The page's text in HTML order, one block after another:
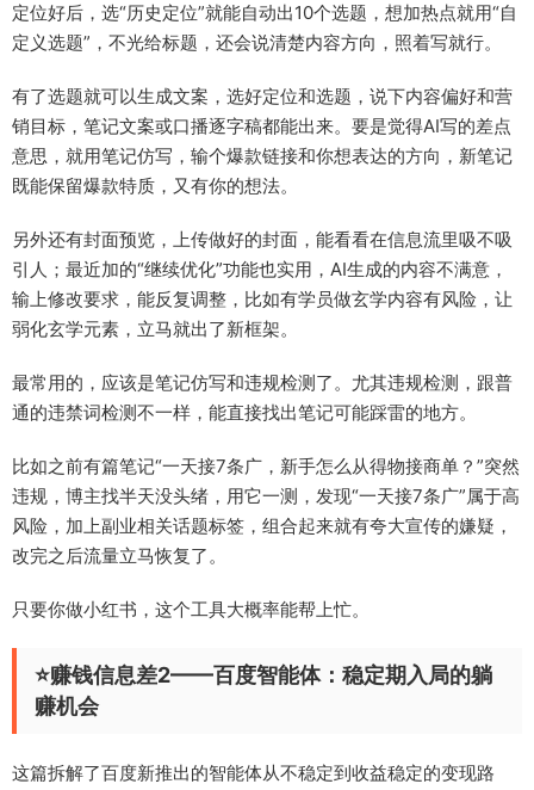
定位好后，选“历史定位”就能自动出10个选题，想加热点就用“自
定义选题”，不光给标题，还会说清楚内容方向，照着写就行。
有了选题就可以生成文案，选好定位和选题，说下内容偏好和营
销目标，笔记文案或口播逐字稿都能出来。要是觉得AI写的差点
意思，就用笔记仿写，输个爆款链接和你想表达的方向，新笔记
既能保留爆款特质，又有你的想法。
另外还有封面预览，上传做好的封面，能看看在信息流里吸不吸
引人；最近加的“继续优化”功能也实用，AI生成的内容不满意，
输上修改要求，能反复调整，比如有学员做玄学内容有风险，让
弱化玄学元素，立马就出了新框架。
最常用的，应该是笔记仿写和违规检测了。尤其违规检测，跟普
通的违禁词检测不一样，能直接找出笔记可能踩雷的地方。
比如之前有篇笔记“一天接7条广，新手怎么从得物接商单？”突然
违规，博主找半天没头绪，用它一测，发现“一天接7条广”属于高
风险，加上副业相关话题标签，组合起来就有夸大宣传的嫌疑，
改完之后流量立马恢复了。
只要你做小红书，这个工具大概率能帮上忙。
⭐赚钱信息差2——百度智能体：稳定期入局的躺
赚机会
这篇拆解了百度新推出的智能体从不稳定到收益稳定的变现路